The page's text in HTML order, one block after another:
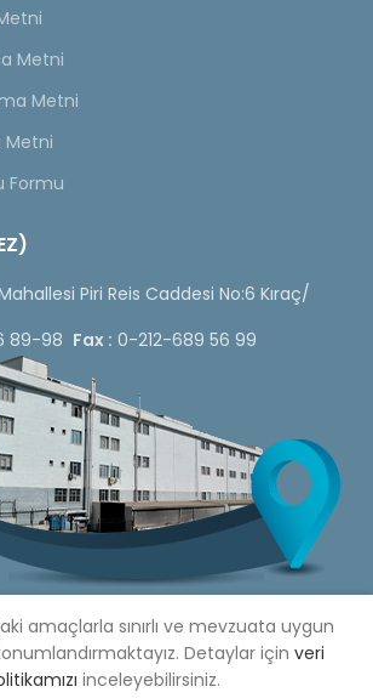
Metni
Metni
Metni
Formu
Piri Reis Caddesi No:6 Kıraç/
89-98 Fax : 0-212-689 56 99
Çetinkaya Pano |Çetinkaya Pano Fiyat
amaçlarla sınırlı ve mevzuata uygun
Detaylar için veri
inceleyebilirsiniz.